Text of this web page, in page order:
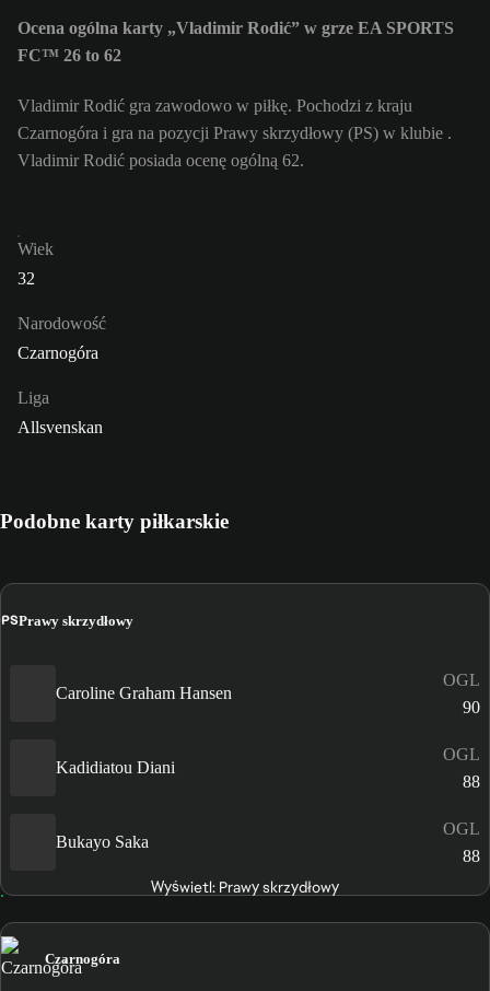
Ocena ogólna karty „Vladimir Rodić” w grze EA SPORTS
FC™ 26 to 62
Vladimir Rodić gra zawodowo w piłkę. Pochodzi z kraju
Czarnogóra i gra na pozycji Prawy skrzydłowy (PS) w klubie .
Vladimir Rodić posiada ocenę ogólną 62.
Wiek
32
Narodowość
Czarnogóra
Liga
Allsvenskan
Podobne karty piłkarskie
PSPrawy skrzydłowy
Caroline Graham Hansen
OGL
90
Kadidiatou Diani
OGL
88
Bukayo Saka
OGL
88
Wyświetl: Prawy skrzydłowy
Czarnogóra